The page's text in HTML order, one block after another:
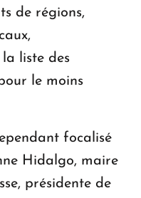
de régions,
la liste des
le moins
focalisé
Hidalgo, maire
présidente de